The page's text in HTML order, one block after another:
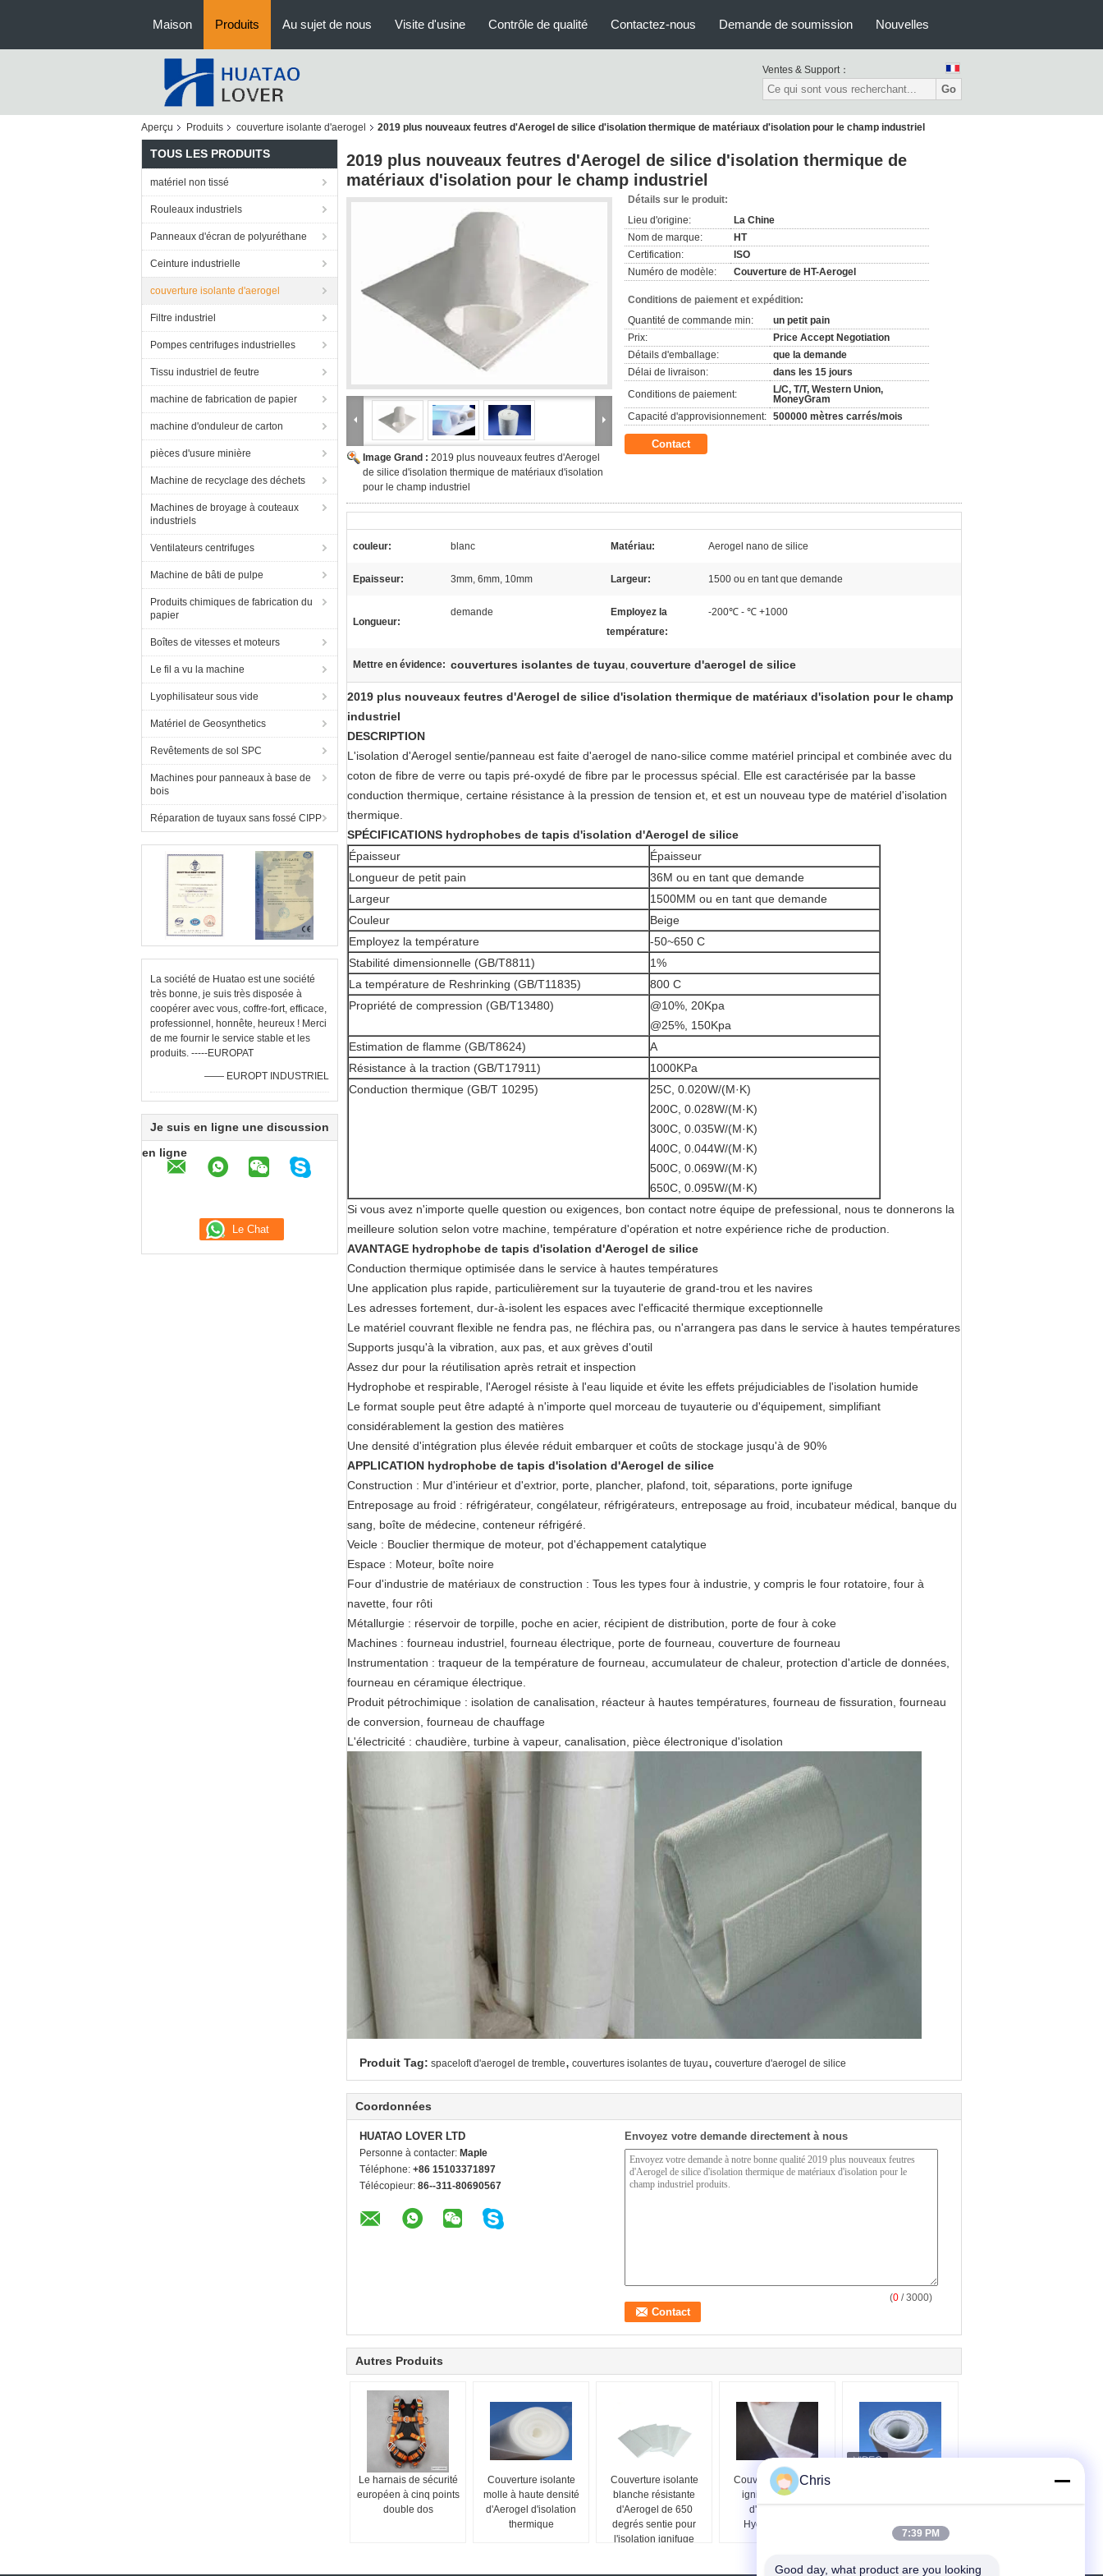
Maison Produits Au sujet de nous Visite d'usine Contrôle de qualité Contactez-nous Demande de soumission Nouvelles
Ventes & Support：
Go
Aperçu Produits couverture isolante d'aerogel 2019 plus nouveaux feutres d'Aerogel de silice d'isolation thermique de matériaux d'isolation pour le champ industriel
TOUS LES PRODUITS
matériel non tissé
Rouleaux industriels
Panneaux d'écran de polyuréthane
Ceinture industrielle
couverture isolante d'aerogel
Filtre industriel
Pompes centrifuges industrielles
Tissu industriel de feutre
machine de fabrication de papier
machine d'onduleur de carton
pièces d'usure minière
Machine de recyclage des déchets
Machines de broyage à couteaux
industriels
Ventilateurs centrifuges
Machine de bâti de pulpe
Produits chimiques de fabrication du
papier
Boîtes de vitesses et moteurs
Le fil a vu la machine
Lyophilisateur sous vide
Matériel de Geosynthetics
Revêtements de sol SPC
Machines pour panneaux à base de
bois
Réparation de tuyaux sans fossé CIPP
La société de Huatao est une société
très bonne, je suis très disposée à
coopérer avec vous, coffre-fort, efficace,
professionnel, honnête, heureux ! Merci
de me fournir le service stable et les
produits. -----EUROPAT
—— EUROPT INDUSTRIEL
Je suis en ligne une discussion
en ligne
2019 plus nouveaux feutres d'Aerogel de silice d'isolation thermique de
matériaux d'isolation pour le champ industriel
Image Grand : 2019 plus nouveaux feutres d'Aerogel
de silice d'isolation thermique de matériaux d'isolation
pour le champ industriel
Détails sur le produit:
Lieu d'origine:
La Chine
Nom de marque:
HT
Certification:
ISO
Numéro de modèle:
Couverture de HT-Aerogel
Conditions de paiement et expédition:
Quantité de commande min:
un petit pain
Prix:
Price Accept Negotiation
Détails d'emballage:
que la demande
Délai de livraison:
dans les 15 jours
Conditions de paiement:
L/C, T/T, Western Union,
MoneyGram
Capacité d'approvisionnement: 500000 mètres carrés/mois
Contact
couleur: blanc Matériau: Aerogel nano de silice
Epaisseur: 3mm, 6mm, 10mm Largeur: 1500 ou en tant que demande
Longueur:
demande
Employez la
température:
-200℃ - ℃ +1000
Mettre en évidence: couvertures isolantes de tuyau, couverture d'aerogel de silice
2019 plus nouveaux feutres d'Aerogel de silice d'isolation thermique de matériaux d'isolation pour le champ
industriel
DESCRIPTION
L'isolation d'Aerogel sentie/panneau est faite d'aerogel de nano-silice comme matériel principal et combinée avec du
coton de fibre de verre ou tapis pré-oxydé de fibre par le processus spécial. Elle est caractérisée par la basse
conduction thermique, certaine résistance à la pression de tension et, et est un nouveau type de matériel d'isolation
thermique.
SPÉCIFICATIONS hydrophobes de tapis d'isolation d'Aerogel de silice
Épaisseur
Épaisseur
Longueur de petit pain
36M ou en tant que demande
Largeur
1500MM ou en tant que demande
Couleur
Beige
Employez la température
-50~650 C
Stabilité dimensionnelle (GB/T8811)
1%
La température de Reshrinking (GB/T11835)
800 C
Propriété de compression (GB/T13480)
@10%, 20Kpa
@25%, 150Kpa
Estimation de flamme (GB/T8624)
A
Résistance à la traction (GB/T17911)
1000KPa
Conduction thermique (GB/T 10295)
25C, 0.020W/(M·K)
200C, 0.028W/(M·K)
300C, 0.035W/(M·K)
400C, 0.044W/(M·K)
500C, 0.069W/(M·K)
650C, 0.095W/(M·K)
Si vous avez n'importe quelle question ou exigences, bon contact notre équipe de prefessional, nous te donnerons la
meilleure solution selon votre machine, température d'opération et notre expérience riche de production.
AVANTAGE hydrophobe de tapis d'isolation d'Aerogel de silice
Conduction thermique optimisée dans le service à hautes températures
Une application plus rapide, particulièrement sur la tuyauterie de grand-trou et les navires
Les adresses fortement, dur-à-isolent les espaces avec l'efficacité thermique exceptionnelle
Le matériel couvrant flexible ne fendra pas, ne fléchira pas, ou n'arrangera pas dans le service à hautes températures
Supports jusqu'à la vibration, aux pas, et aux grèves d'outil
Assez dur pour la réutilisation après retrait et inspection
Hydrophobe et respirable, l'Aerogel résiste à l'eau liquide et évite les effets préjudiciables de l'isolation humide
Le format souple peut être adapté à n'importe quel morceau de tuyauterie ou d'équipement, simplifiant
considérablement la gestion des matières
Une densité d'intégration plus élevée réduit embarquer et coûts de stockage jusqu'à de 90%
APPLICATION hydrophobe de tapis d'isolation d'Aerogel de silice
Construction : Mur d'intérieur et d'extrior, porte, plancher, plafond, toit, séparations, porte ignifuge
Entreposage au froid : réfrigérateur, congélateur, réfrigérateurs, entreposage au froid, incubateur médical, banque du
sang, boîte de médecine, conteneur réfrigéré.
Veicle : Bouclier thermique de moteur, pot d'échappement catalytique
Espace : Moteur, boîte noire
Four d'industrie de matériaux de construction : Tous les types four à industrie, y compris le four rotatoire, four à
navette, four rôti
Métallurgie : réservoir de torpille, poche en acier, récipient de distribution, porte de four à coke
Machines : fourneau industriel, fourneau électrique, porte de fourneau, couverture de fourneau
Instrumentation : traqueur de la température de fourneau, accumulateur de chaleur, protection d'article de données,
fourneau en céramique électrique.
Produit pétrochimique : isolation de canalisation, réacteur à hautes températures, fourneau de fissuration, fourneau
de conversion, fourneau de chauffage
L'électricité : chaudière, turbine à vapeur, canalisation, pièce électronique d'isolation
Produit Tag: spaceloft d'aerogel de tremble, couvertures isolantes de tuyau, couverture d'aerogel de silice
Coordonnées
HUATAO LOVER LTD
Personne à contacter: Maple
Téléphone: +86 15103371897
Télécopieur: 86--311-80690567
Envoyez votre demande directement à nous
(0 / 3000)
Autres Produits
Le harnais de sécurité
européen à cinq points
double dos
Couverture isolante
molle à haute densité
d'Aerogel d'isolation
thermique
Couverture isolante
blanche résistante
d'Aerogel de 650
degrés sentie pour
l'isolation ignifuge
Couverture isolante
ignifuge flexible
d'Aerogel de
Hydrophobicity
d'isolation thermique de
couleur
Chris
7:39 PM
Good day, what product are you looking